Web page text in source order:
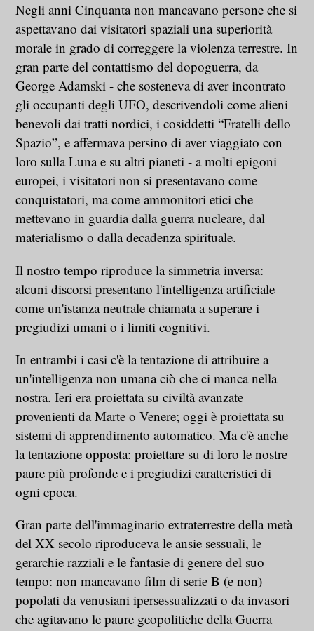
Negli anni Cinquanta non mancavano persone che si
aspettavano dai visitatori spaziali una superiorità
morale in grado di correggere la violenza terrestre. In
gran parte del contattismo del dopoguerra, da
George Adamski - che sosteneva di aver incontrato
gli occupanti degli UFO, descrivendoli come alieni
benevoli dai tratti nordici, i cosiddetti “Fratelli dello
Spazio”, e affermava persino di aver viaggiato con
loro sulla Luna e su altri pianeti - a molti epigoni
europei, i visitatori non si presentavano come
conquistatori, ma come ammonitori etici che
mettevano in guardia dalla guerra nucleare, dal
materialismo o dalla decadenza spirituale.
Il nostro tempo riproduce la simmetria inversa:
alcuni discorsi presentano l'intelligenza artificiale
come un'istanza neutrale chiamata a superare i
pregiudizi umani o i limiti cognitivi.
In entrambi i casi c'è la tentazione di attribuire a
un'intelligenza non umana ciò che ci manca nella
nostra. Ieri era proiettata su civiltà avanzate
provenienti da Marte o Venere; oggi è proiettata su
sistemi di apprendimento automatico. Ma c'è anche
la tentazione opposta: proiettare su di loro le nostre
paure più profonde e i pregiudizi caratteristici di
ogni epoca.
Gran parte dell'immaginario extraterrestre della metà
del XX secolo riproduceva le ansie sessuali, le
gerarchie razziali e le fantasie di genere del suo
tempo: non mancavano film di serie B (e non)
popolati da venusiani ipersessualizzati o da invasori
che agitavano le paure geopolitiche della Guerra